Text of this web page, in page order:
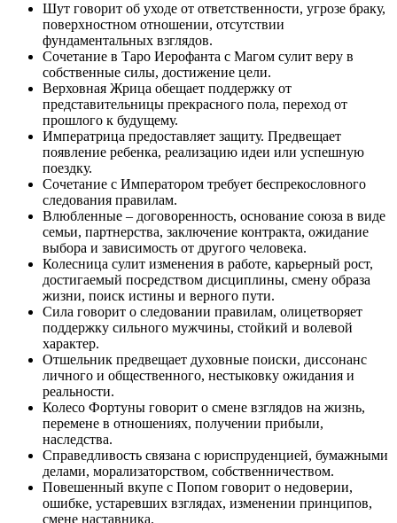
Шут говорит об уходе от ответственности, угрозе браку,
поверхностном отношении, отсутствии
фундаментальных взглядов.
Сочетание в Таро Иерофанта с Магом сулит веру в
собственные силы, достижение цели.
Верховная Жрица обещает поддержку от
представительницы прекрасного пола, переход от
прошлого к будущему.
Императрица предоставляет защиту. Предвещает
появление ребенка, реализацию идеи или успешную
поездку.
Сочетание с Императором требует беспрекословного
следования правилам.
Влюбленные – договоренность, основание союза в виде
семьи, партнерства, заключение контракта, ожидание
выбора и зависимость от другого человека.
Колесница сулит изменения в работе, карьерный рост,
достигаемый посредством дисциплины, смену образа
жизни, поиск истины и верного пути.
Сила говорит о следовании правилам, олицетворяет
поддержку сильного мужчины, стойкий и волевой
характер.
Отшельник предвещает духовные поиски, диссонанс
личного и общественного, нестыковку ожидания и
реальности.
Колесо Фортуны говорит о смене взглядов на жизнь,
перемене в отношениях, получении прибыли,
наследства.
Справедливость связана с юриспруденцией, бумажными
делами, морализаторством, собственничеством.
Повешенный вкупе с Попом говорит о недоверии,
ошибке, устаревших взглядах, изменении принципов,
смене наставника.